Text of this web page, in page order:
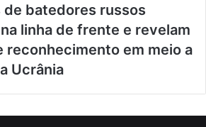
de batedores russos
linha de frente e revelam
reconhecimento em meio a
Ucrânia